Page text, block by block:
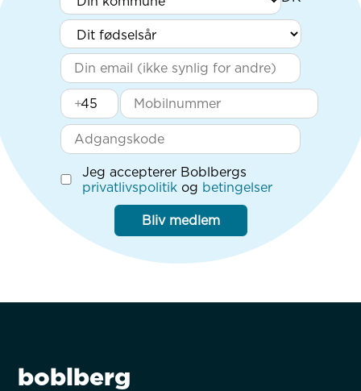
+
Jeg accepterer Boblbergs
privatlivspolitik og betingelser
Bliv medlem
boblberg